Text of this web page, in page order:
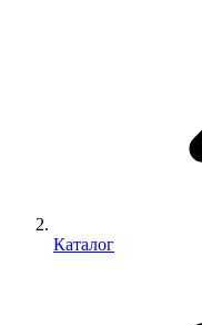
Каталог